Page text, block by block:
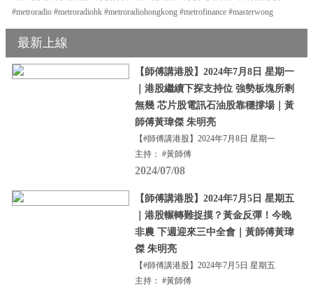
#metroradio #metroradiohk #metroradiohongkong #metrofinance #masterwong
最新上線
【師傅講港股】2024年7月8日 星期一
｜港股繼續下探支持位 強勢板塊所剩
無幾 芯片股電訊石油股靠穩撐場｜黃
師傅黃瑋傑 朱明亮
【#師傅講港股】2024年7月8日 星期一
主持： #黃師傅
2024/07/08
【師傅講港股】2024年7月5日 星期五
｜港股輾轉難捉摸？黃金反彈！今晚
非農 下週迎來三中全會｜黃師傅黃瑋
傑 朱明亮
【#師傅講港股】2024年7月5日 星期五
主持： #黃師傅